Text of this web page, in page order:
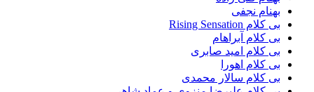
بهنام نجفی
بی کلام Rising Sensation
بی کلام آبراهام
بی کلام امید صابری
بی کلام اهورا
بی کلام سالار محمدی